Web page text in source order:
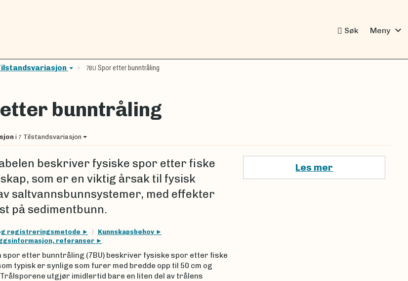
Søk Meny expand_more
7BU Spor etter bunntråling
bunntråling
i 7 Tilstandsvariasjon
beskriver fysiske spor etter fiske
som er en viktig årsak til fysisk
saltvannsbunnsystemer, med effekter
på sedimentbunn.
registreringsmetode
Kunnskapsbehov
referanser
spor etter bunntråling (7BU) beskriver fysiske spor etter fiske
typisk er synlige som furer med bredde opp til 50 cm og
Trålsporene utgjør imidlertid bare en liten del av trålens
Les mer